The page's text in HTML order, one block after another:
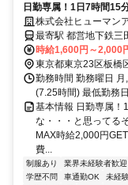
日勤専属！1日7時間15
るそこのあなたにオス
GET！！
株式会社ヒューマン
最寄駅 都営地下鉄三田線 西台駅 車5
分 ＊車通勤可能（規
時給1,600円～2,000
東京都東京23区板橋
勤務時間 勤務曜日
(7.25時間) 最低勤務
基本情報 日勤専属！
な・・・と思ってる
MAX時給2,000円
費...
制服あり 業界未経験者歓迎
学歴不問
車通勤OK 未経